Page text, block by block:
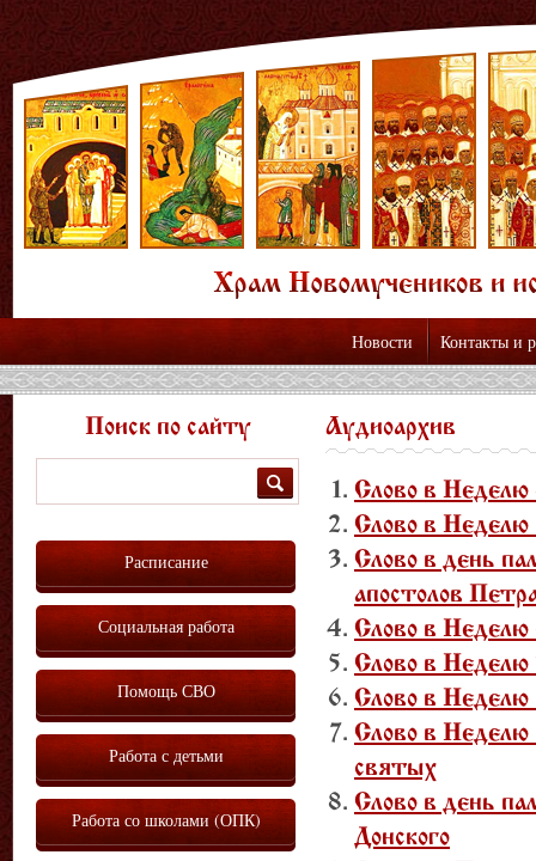
Новости Контакты и
Аудиоархив
Слово в
Слово в
Слово в день
апостолов
Слово в
Слово в
Слово в
Слово в Неделю
святых
Слово в день
Донского
Поиск по сайту
Расписание
Социальная работа
Помощь СВО
Работа с детьми
Работа со школами (ОПК)